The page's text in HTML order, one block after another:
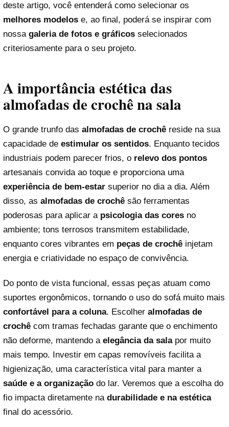
deste artigo, você entenderá como selecionar os
melhores modelos e, ao final, poderá se inspirar com
nossa galeria de fotos e gráficos selecionados
criteriosamente para o seu projeto.
A importância estética das
almofadas de crochê na sala
O grande trunfo das almofadas de crochê reside na sua
capacidade de estimular os sentidos. Enquanto tecidos
industriais podem parecer frios, o relevo dos pontos
artesanais convida ao toque e proporciona uma
experiência de bem-estar superior no dia a dia. Além
disso, as almofadas de crochê são ferramentas
poderosas para aplicar a psicologia das cores no
ambiente; tons terrosos transmitem estabilidade,
enquanto cores vibrantes em peças de crochê injetam
energia e criatividade no espaço de convivência.
Do ponto de vista funcional, essas peças atuam como
suportes ergonômicos, tornando o uso do sofá muito mais
confortável para a coluna. Escolher almofadas de
crochê com tramas fechadas garante que o enchimento
não deforme, mantendo a elegância da salapor muito
mais tempo. Investir em capas removíveis facilita a
higienização, uma característica vital para manter a
saúde e a organização do lar. Veremos que a escolha do
fio impacta diretamente na durabilidade e na estética
final do acessório.